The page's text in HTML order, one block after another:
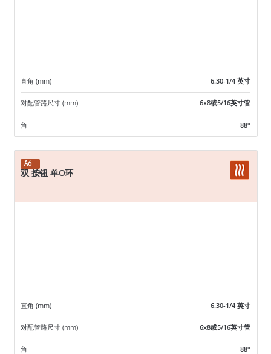
直角 (mm) 6.30-1/4 英寸
对配管路尺寸 (mm) 6x8或5/16英寸管
角 88°
A6
双 按钮 单O环
直角 (mm) 6.30-1/4 英寸
对配管路尺寸 (mm) 6x8或5/16英寸管
角 88°